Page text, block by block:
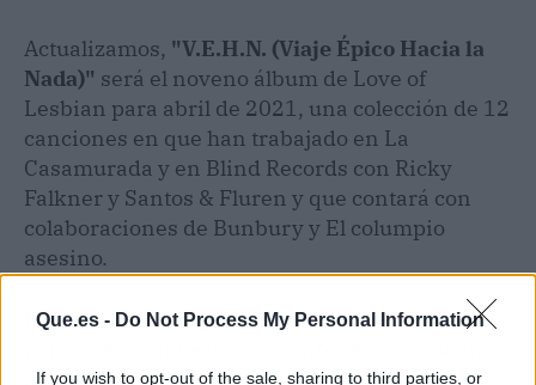
Que.es - Do Not Process My Personal Information
If you wish to opt-out of the sale, sharing to third parties, or
Actualizamos, "V.E.H.N. (Viaje Épico Hacia la
Nada)" será el noveno álbum de Love of
Lesbian para abril de 2021, una colección de 12
canciones en que han trabajado en La
Casamurada y en Blind Records con Ricky
Falkner y Santos & Fluren y que contará con
colaboraciones de Bunbury y El columpio
asesino.
Love Of Lesbianes un grupo de estilo indie-
Saldarriaga, Oriol Bonet, Ricky Falkner,